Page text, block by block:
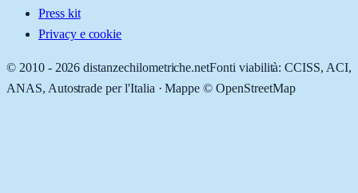
Press kit
Privacy e cookie
© 2010 - 2026 distanzechilometriche.netFonti viabilità: CCISS, ACI,
ANAS, Autostrade per l'Italia · Mappe © OpenStreetMap